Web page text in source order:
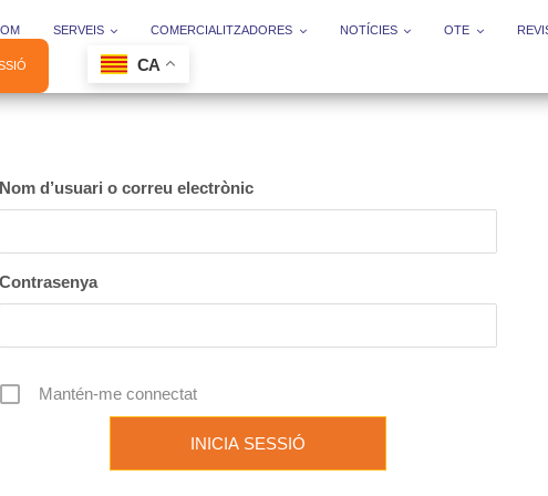
SERVEIS COMERCIALITZADORES NOTÍCIES OTE
CA
Nom d’usuari o correu electrònic
Contrasenya
Mantén-me connectat